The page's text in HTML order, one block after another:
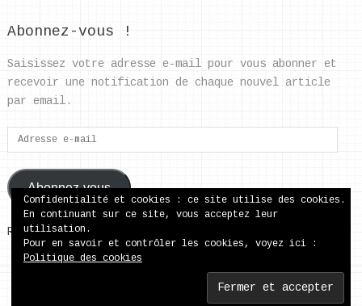
Abonnez-vous !
Saisissez votre adresse e-mail pour vous abonner et
recevoir une notification de chaque nouvel article
par email.
Adresse
e-
mail
Abonnez-vous
Rejoignez les 37 autres abonnés
Copyright © 2026.
Back to Top
Confidentialité et cookies : ce site utilise des cookies.
En continuant sur ce site, vous acceptez leur
utilisation.
Pour en savoir et contrôler les cookies, voyez ici :
Politique des cookies